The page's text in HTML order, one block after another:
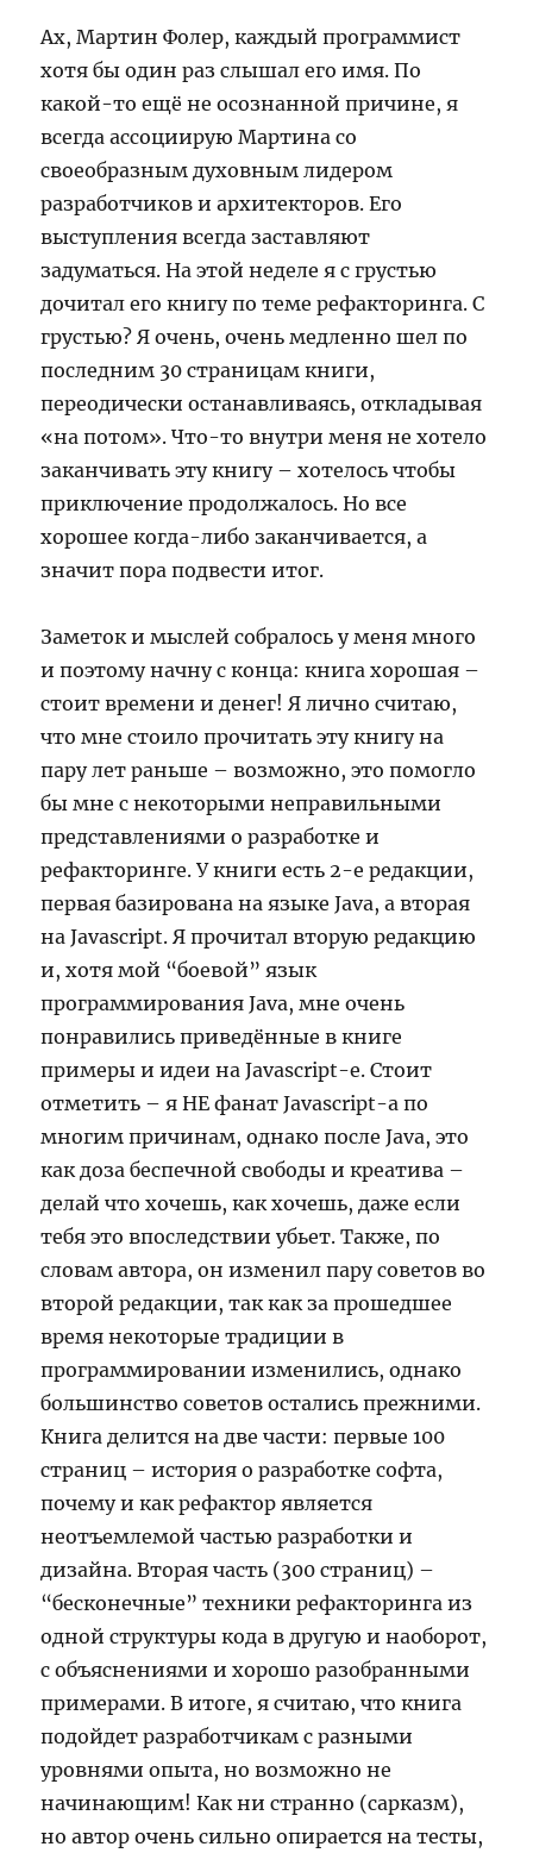
Ах, Мартин Фолер, каждый программист
хотя бы один раз слышал его имя. По
какой-то ещё не осознанной причине, я
всегда ассоциирую Мартина со
своеобразным духовным лидером
разработчиков и архитекторов. Его
выступления всегда заставляют
задуматься. На этой неделе я с грустью
дочитал его книгу по теме рефакторинга. С
грустью? Я очень, очень медленно шел по
последним 30 страницам книги,
переодически останавливаясь, откладывая
«на потом». Что-то внутри меня не хотело
заканчивать эту книгу – хотелось чтобы
приключение продолжалось. Но все
хорошее когда-либо заканчивается, а
значит пора подвести итог.
Заметок и мыслей собралось у меня много
и поэтому начну с конца: книга хорошая –
стоит времени и денег! Я лично считаю,
что мне стоило прочитать эту книгу на
пару лет раньше – возможно, это помогло
бы мне с некоторыми неправильными
представлениями о разработке и
рефакторинге. У книги есть 2-е редакции,
первая базирована на языке Java, а вторая
на Javascript. Я прочитал вторую редакцию
и, хотя мой “боевой” язык
программирования Java, мне очень
понравились приведённые в книге
примеры и идеи на Javascript-е. Стоит
отметить – я НЕ фанат Javascript-а по
многим причинам, однако после Java, это
как доза беспечной свободы и креатива –
делай что хочешь, как хочешь, даже если
тебя это впоследствии убьет. Также, по
словам автора, он изменил пару советов во
второй редакции, так как за прошедшее
время некоторые традиции в
программировании изменились, однако
большинство советов остались прежними.
Книга делится на две части: первые 100
страниц – история о разработке софта,
почему и как рефактор является
неотъемлемой частью разработки и
дизайна. Вторая часть (300 страниц) –
“бесконечные” техники рефакторинга из
одной структуры кода в другую и наоборот,
с объяснениями и хорошо разобранными
примерами. В итоге, я считаю, что книга
подойдет разработчикам с разными
уровнями опыта, но возможно не
начинающим! Как ни странно (сарказм),
но автор очень сильно опирается на тесты,